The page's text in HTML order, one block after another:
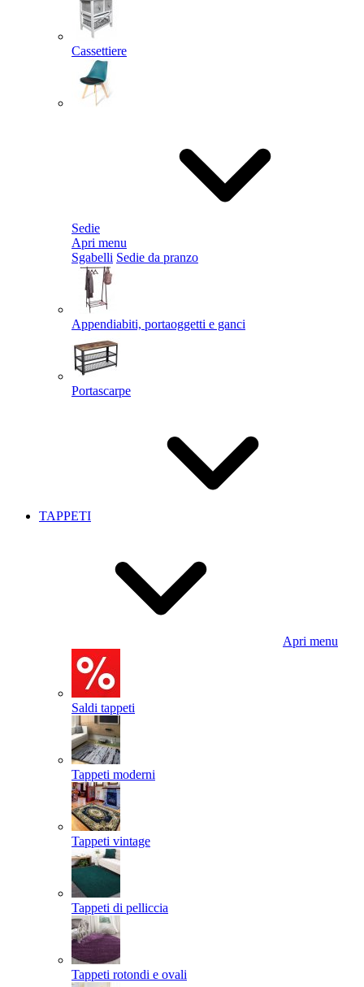
Cassettiere
Sedie
Apri menu
Sgabelli Sedie da pranzo
Appendiabiti, portaoggetti e ganci
Portascarpe
TAPPETI
Apri menu
Saldi tappeti
Tappeti moderni
Tappeti vintage
Tappeti di pelliccia
Tappeti rotondi e ovali